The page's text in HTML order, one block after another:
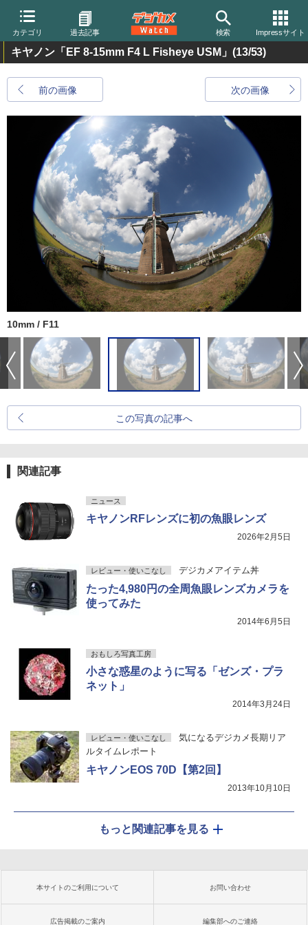
カテゴリ 過去記事 検索 Impressサイト
キヤノン「EF 8-15mm F4 L Fisheye USM」 (13/53)
前の画像 次の画像
10mm / F11
この写真の記事へ
関連記事
ニュース
キヤノンRFレンズに初の魚眼レンズ
2026年2月5日
レビュー・使いこなし デジカメアイテム丼
たった4,980円の全周魚眼レンズカメラを
使ってみた
2014年6月5日
おもしろ写真工房
小さな惑星のように写る「ゼンズ・プラ
ネット」
2014年3月24日
レビュー・使いこなし
気になるデジカメ長期リア
ルタイムレポート
キヤノンEOS 70D【第2回】
2013年10月10日
もっと関連記事を見る
本サイトのご利用について お問い合わせ
広告掲載のご案内 編集部へのご連絡